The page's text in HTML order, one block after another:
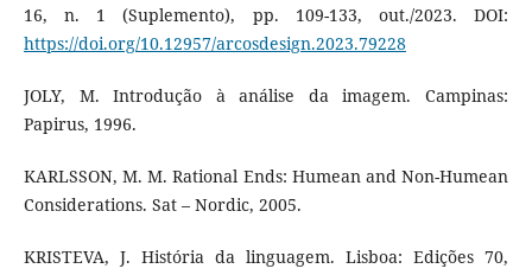
16, n. 1 (Suplemento), pp. 109-133, out./2023. DOI:
https://doi.org/10.12957/arcosdesign.2023.79228
JOLY, M. Introdução à análise da imagem. Campinas:
Papirus, 1996.
KARLSSON, M. M. Rational Ends: Humean and Non-Humean
Considerations. Sat – Nordic, 2005.
KRISTEVA, J. História da linguagem. Lisboa: Edições 70,